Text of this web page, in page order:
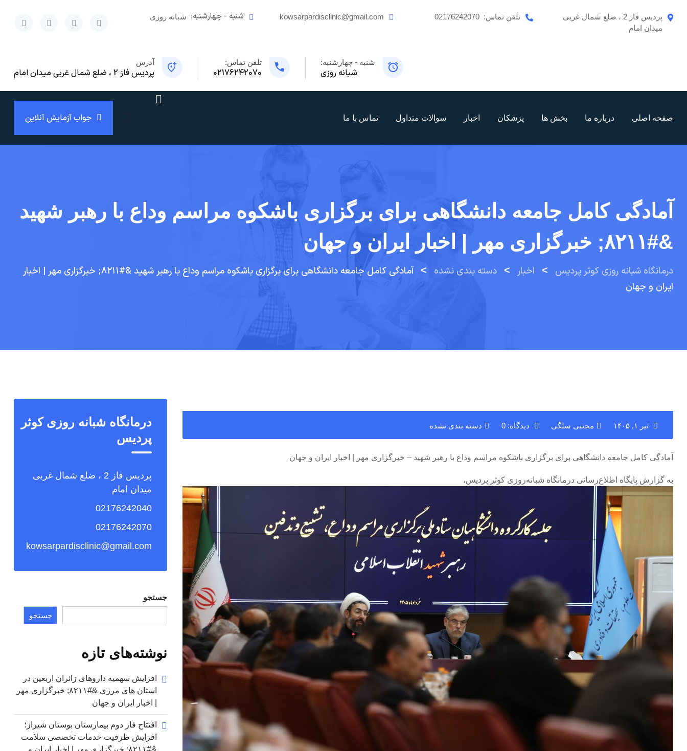
پردیس فاز 2 ، ضلع شمال غربی
میدان امام
تلفن تماس: 02176242070
kowsarpardisclinic@gmail.com شنبه - چهارشنبه: شبانه روزی
شنبه - چهارشنبه:
شبانه روزی
تلفن تماس:
02176242070
آدرس
پردیس فاز 2 ، ضلع شمال غربی میدان امام
صفحه اصلی درباره ما بخش ها پزشکان اخبار سوالات متداول تماس با ما جواب آزمایش آنلاین
آمادگی کامل جامعه دانشگاهی برای برگزاری باشکوه مراسم وداع با رهبر شهید
&#۸۲۱۱; خبرگزاری مهر | اخبار ایران و جهان
درمانگاه شبانه روزی کوثر پردیس > اخبار > دسته بندی نشده >
آمادگی کامل جامعه دانشگاهی برای برگزاری باشکوه مراسم وداع با رهبر شهید &#۸۲۱۱; خبرگزاری مهر | اخبار
ایران و جهان
تیر ۱, ۱۴۰۵ مجتبی سلگی دیدگاه: 0 دسته بندی نشده
آمادگی کامل جامعه دانشگاهی برای برگزاری باشکوه مراسم وداع با رهبر شهید – خبرگزاری مهر | اخبار ایران و جهان
به گزارش پایگاه اطلاع‌رسانی درمانگاه شبانه‌روزی کوثر پردیس،
درمانگاه شبانه روزی کوثر
پردیس
پردیس فاز 2 ، ضلع شمال غربی
میدان امام
02176242040
02176242070
kowsarpardisclinic@gmail.com
جستجو
جستجو
نوشته‌های تازه
افزایش سهمیه داروهای زائران اربعین در
استان های مرزی &#۸۲۱۱; خبرگزاری مهر
| اخبار ایران و جهان
افتتاح فاز دوم بیمارستان بوستان شیراز؛
افزایش ظرفیت خدمات تخصصی سلامت